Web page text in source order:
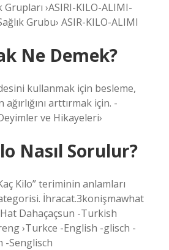
Grupları ›ASIRI-KILO-ALIMI-
Grubu› ASIR-KILO-ALIMI
Ne Demek?
kullanmak için besleme,
arttırmak için. -
ve Hikayeleri›
Nasıl Sorulur?
Kilo” teriminin anlamları
İhracat.3konişmawhat
Dahaçaçsun -Turkish
›Turkce -English -glisch -
-Senglisch